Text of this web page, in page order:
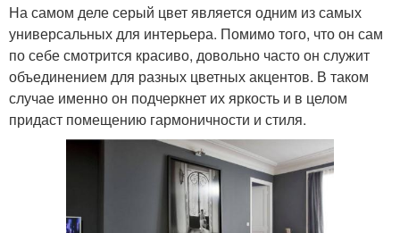
На самом деле серый цвет является одним из самых
универсальных для интерьера. Помимо того, что он сам
по себе смотрится красиво, довольно часто он служит
объединением для разных цветных акцентов. В таком
случае именно он подчеркнет их яркость и в целом
придаст помещению гармоничности и стиля.